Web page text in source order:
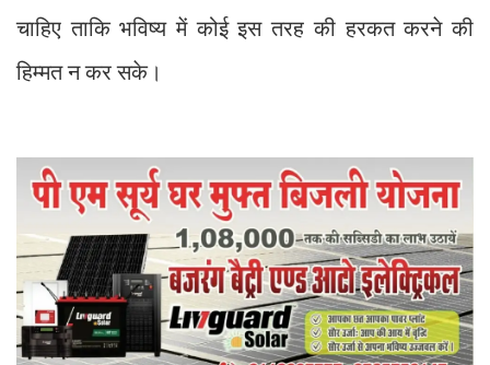
चाहिए ताकि भविष्य में कोई इस तरह की हरकत करने की
हिम्मत न कर सके।